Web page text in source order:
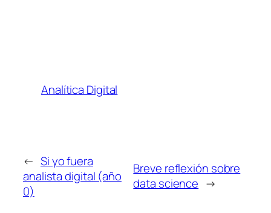
Analítica Digital
← Si yo fuera
analista digital (año
0)
Breve reflexión sobre
data science →